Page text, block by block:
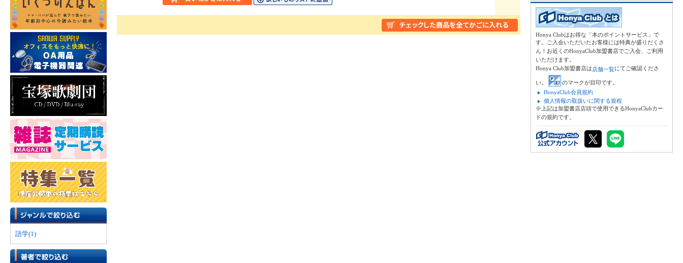
語学(1)
Honya Clubはお得な「本のポイントサービス」で
す。ご入会いただいたお客様には特典が盛りだくさ
ん！お近くのHonyaClub加盟書店でご入会、ご利用
いただけます。
Honya Club加盟書店は店舗一覧にてご確認くださ
い。
のマークが目印です。
HonyaClub会員規約
個人情報の取扱いに関する規程
※上記は加盟書店店頭で使用できるHonyaClubカー
ドの規約です。